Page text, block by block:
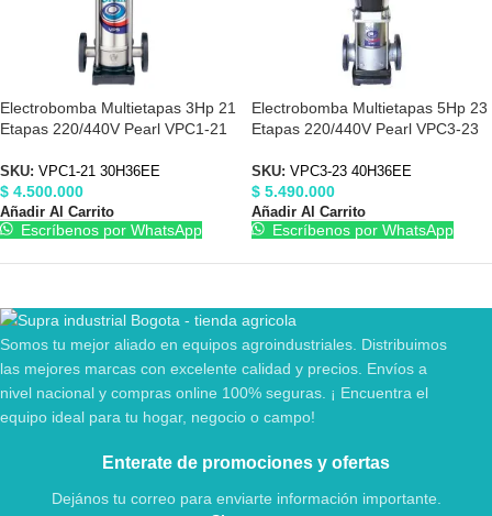
Electrobomba Multietapas 3Hp 21
Etapas 220/440V Pearl VPC1-21
SKU: VPC1-21 30H36EE
$ 4.500.000
Añadir Al Carrito
Escríbenos por WhatsApp
Electrobomba Multietapas 5Hp 23
Etapas 220/440V Pearl VPC3-23
SKU: VPC3-23 40H36EE
$ 5.490.000
Añadir Al Carrito
Escríbenos por WhatsApp
Somos tu mejor aliado en equipos agroindustriales. Distribuimos
las mejores marcas con excelente calidad y precios. Envíos a
nivel nacional y compras online 100% seguras. ¡ Encuentra el
equipo ideal para tu hogar, negocio o campo!
Enterate de promociones y ofertas
Dejános tu correo para enviarte información importante.